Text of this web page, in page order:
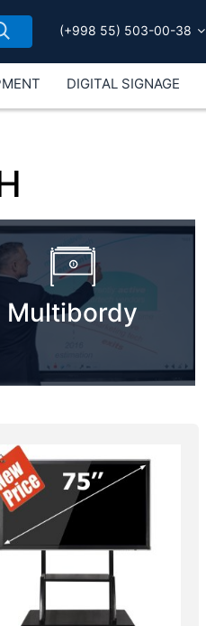
(+998 55) 503-00-38
DIGITAL SIGNAGE
Multibordy